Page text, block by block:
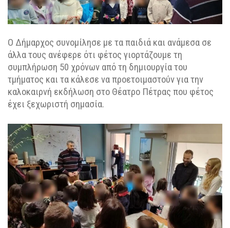
Ο Δήμαρχος συνομίλησε με τα παιδιά και ανάμεσα σε
άλλα τους ανέφερε ότι φέτος γιορτάζουμε τη
συμπλήρωση 50 χρόνων από τη δημιουργία του
τμήματος και τα κάλεσε να προετοιμαστούν για την
καλοκαιρνή εκδήλωση στο Θέατρο Πέτρας που φέτος
έχει ξεχωριστή σημασία.